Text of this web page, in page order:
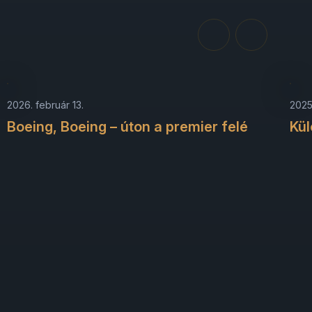
2026. február 13.
Boeing, Boeing – úton a premier felé